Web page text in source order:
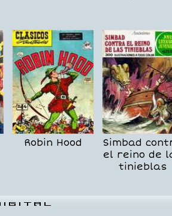
Robin Hood
Simbad
el reino de
tinieblas